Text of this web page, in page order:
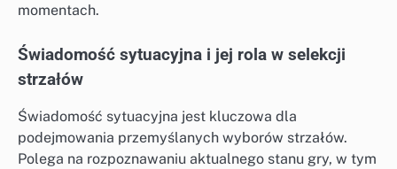
momentach.
Świadomość sytuacyjna i jej rola w selekcji
strzałów
Świadomość sytuacyjna jest kluczowa dla
podejmowania przemyślanych wyborów strzałów.
Polega na rozpoznawaniu aktualnego stanu gry, w tym